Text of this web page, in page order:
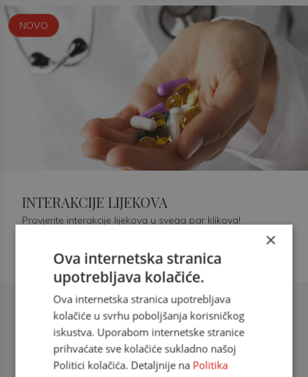
Šećerna bolest tip 2 = kardiovaskularna
doc. dr. sc. Višnja Kokić Maleš,
dr.med., specijalististica
NOVO
INTERAKCIJE LIJEKOVA
Provjerite interakcije lijekova u svega par klikova!
×
Ova internetska stranica
upotrebljava kolačiće.
Ova internetska stranica upotrebljava
kolačiće u svrhu poboljšanja korisničkog
iskustva. Uporabom internetske stranice
prihvaćate sve kolačiće sukladno našoj
Politici kolačića. Detaljnije na Politika